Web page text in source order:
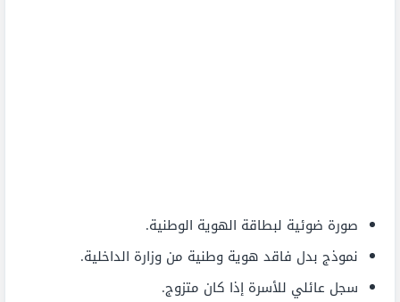
صورة ضوئية لبطاقة الهوية الوطنية.
نموذج بدل فاقد هوية وطنية من وزارة الداخلية.
سجل عائلي للأسرة إذا كان متزوج.